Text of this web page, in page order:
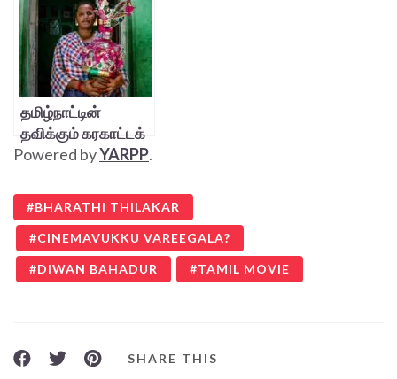
தமிழ்நாட்டின்
தவிக்கும் கரகாட்டக்
கலைஞர்கள்
Powered byYARPP.
BHARATHI THILAKAR
CINEMAVUKKU VAREEGALA?
DIWAN BAHADUR TAMIL MOVIE
SHARE THIS